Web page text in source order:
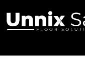
na